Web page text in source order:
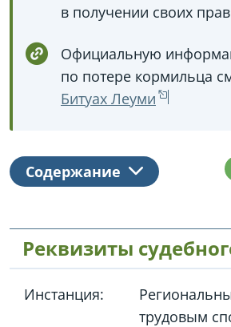
в получении своих прав
Официальную
по потере кормильца
Битуах Леуми
Содержание
Реквизиты
Инстанция:
трудовым